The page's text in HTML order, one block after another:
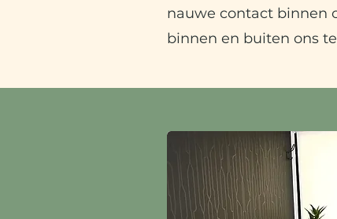
nauwe contact binnen
binnen en buiten ons